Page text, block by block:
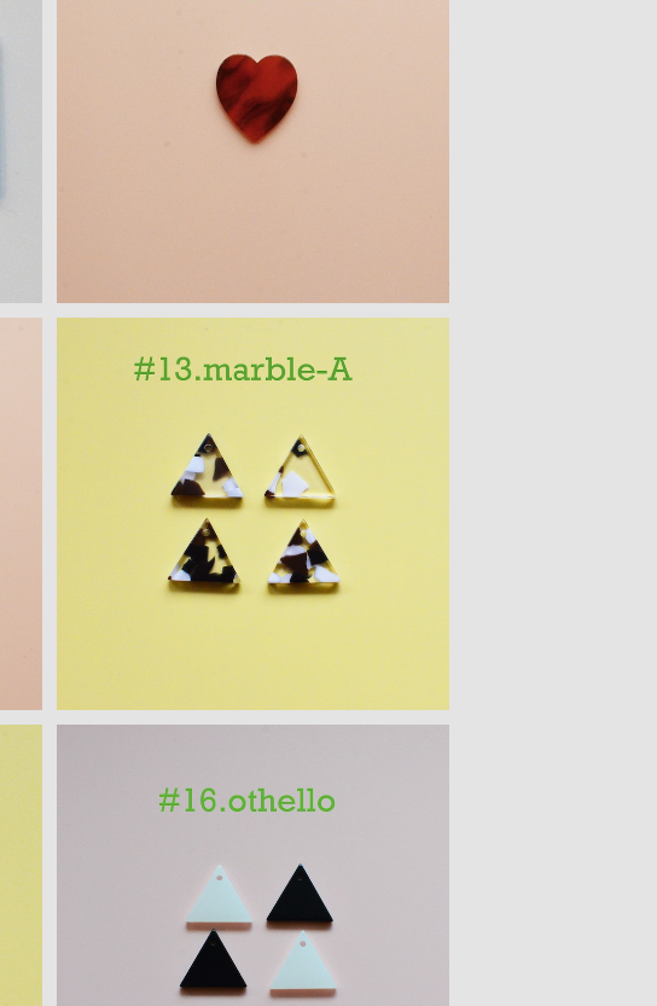
ハートモチーフ アクリルパーツ(M)
¥250
三角モチーフ アクリルパーツ(S) 4PCS
三角モチーフ アクリルパーツ(S) ４PCS
¥300